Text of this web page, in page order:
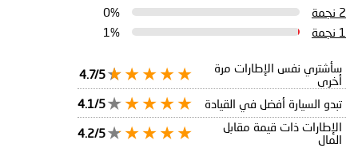
2 نجمة
0%
1 نجمة
1%
سأشتري نفس الإطارات مرة
أخرى
4.7/5
تبدو السيارة أفضل في القيادة
4.1/5
الإطارات ذات قيمة مقابل
المال
4.2/5